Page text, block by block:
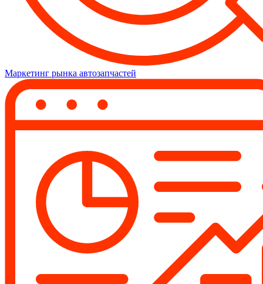
Маркетинг рынка автозапчастей